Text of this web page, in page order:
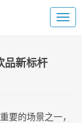
品新标杆
要的场景之一，